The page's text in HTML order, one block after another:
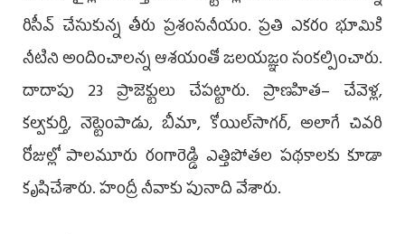
రిసీవ్‌ చేసుకున్న తీరు ప్రశంసనీయం. ప్రతి ఎకరం భూమికి
నీటిని అందించాలన్న ఆశయంతో జలయజ్ఞం సంకల్పించారు.
దాదాపు 23 ప్రాజెక్టులు చేపట్టారు. ప్రాణహిత– చేవెళ్ల,
కల్వకుర్తి, నెట్టెంపాడు, బీమా, కోయిల్‌సాగర్, అలాగే చివరి
రోజుల్లో పాలమూరు రంగారెడ్డి ఎత్తిపోతల పథకాలకు కూడా
కృషిచేశారు. హంద్రీ నీవాకు పునాది వేశారు.